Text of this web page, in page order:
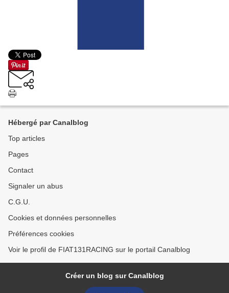
Hébergé par Canalblog
Top articles
Pages
Contact
Signaler un abus
C.G.U.
Cookies et données personnelles
Préférences cookies
Voir le profil de FIAT131RACING sur le portail Canalblog
Créer un blog sur Canalblog